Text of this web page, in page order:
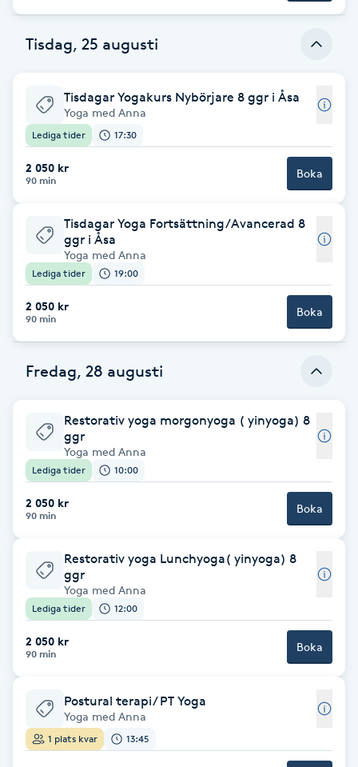
Color correction
Cryoterapi
Damklippning
Dermapen
Diamantslipning
Enzympeeling
Extensions
Face framing
Faceliftmassage
Fet hårbotten
Fettreducering
Fibromassage
Fotmassage
Tisdag, 25 augusti
Tisdagar Yogakurs Nybörjare 8 ggr i Åsa
Yoga med Anna
Lediga tider 17:30
2 050 kr
90 min
Boka
Tisdagar Yoga Fortsättning/Avancerad 8
ggr i Åsa
Yoga med Anna
Lediga tider 19:00
2 050 kr
90 min
Boka
Fredag, 28 augusti
Restorativ yoga morgonyoga ( yinyoga) 8
ggr
Yoga med Anna
Lediga tider 10:00
2 050 kr
90 min
Boka
Restorativ yoga Lunchyoga( yinyoga) 8
ggr
Yoga med Anna
Lediga tider 12:00
2 050 kr
90 min
Boka
Postural terapi/ PT Yoga
Yoga med Anna
1 plats kvar 13:45